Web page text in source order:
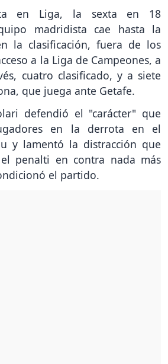
en Liga, la sexta en 18
madridista cae hasta la
la clasificación, fuera de los
a la Liga de Campeones, a
cuatro clasificado, y a siete
que juega ante Getafe.
defendió el "carácter" que
en la derrota en el
y lamentó la distracción que
penalti en contra nada más
el partido.